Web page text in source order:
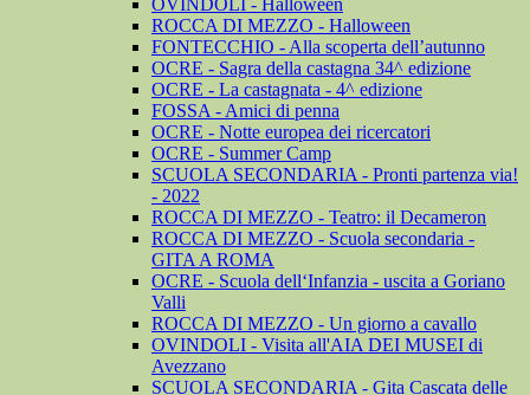
OVINDOLI - Halloween
ROCCA DI MEZZO - Halloween
FONTECCHIO - Alla scoperta dell’autunno
OCRE - Sagra della castagna 34^ edizione
OCRE - La castagnata - 4^ edizione
FOSSA - Amici di penna
OCRE - Notte europea dei ricercatori
OCRE - Summer Camp
SCUOLA SECONDARIA - Pronti partenza via!
- 2022
ROCCA DI MEZZO - Teatro: il Decameron
ROCCA DI MEZZO - Scuola secondaria -
GITA A ROMA
OCRE - Scuola dell‘Infanzia - uscita a Goriano
Valli
ROCCA DI MEZZO - Un giorno a cavallo
OVINDOLI - Visita all'AIA DEI MUSEI di
Avezzano
SCUOLA SECONDARIA - Gita Cascata delle